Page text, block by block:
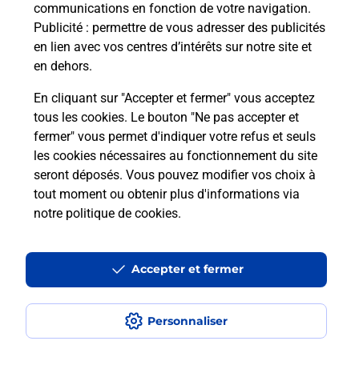
communications en fonction de votre navigation.
Publicité : permettre de vous adresser des publicités
en lien avec vos centres d’intérêts sur notre site et
en dehors.
En cliquant sur "Accepter et fermer" vous acceptez
tous les cookies. Le bouton "Ne pas accepter et
fermer" vous permet d'indiquer votre refus et seuls
les cookies nécessaires au fonctionnement du site
seront déposés. Vous pouvez modifier vos choix à
tout moment ou obtenir plus d'informations via
notre politique de cookies.
Personnaliser
Accepter et fermer
Comment est installée la
téléassistance classique ?
Localiser Liste
Liste - téléassistance
Bas-Rhin - téléassistance
Muttersholtz - téléassistance
Accessibilité : partiellement conforme
Conditions contractuelles
Mentions légales